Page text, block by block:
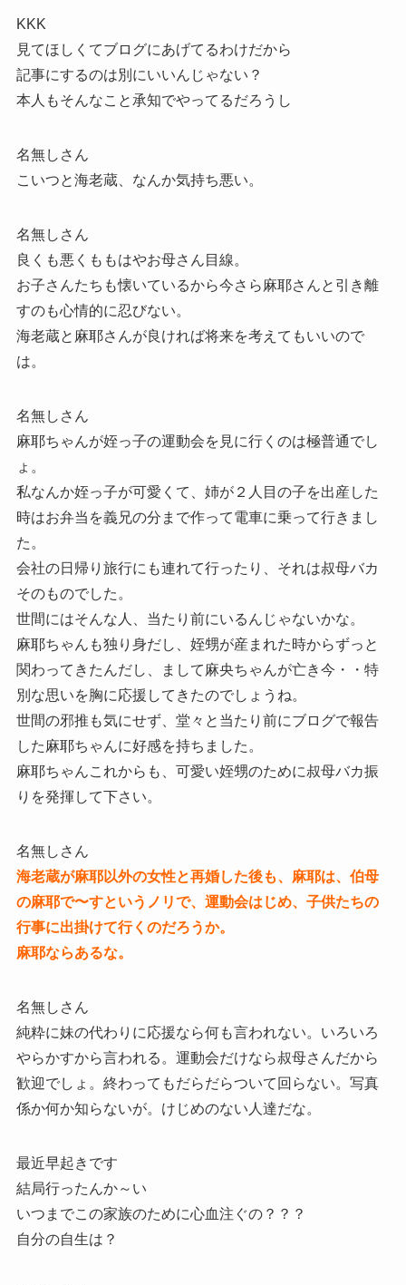
KKK
見てほしくてブログにあげてるわけだから
記事にするのは別にいいんじゃない？
本人もそんなこと承知でやってるだろうし
名無しさん
こいつと海老蔵、なんか気持ち悪い。
名無しさん
良くも悪くももはやお母さん目線。
お子さんたちも懐いているから今さら麻耶さんと引き離
すのも心情的に忍びない。
海老蔵と麻耶さんが良ければ将来を考えてもいいので
は。
名無しさん
麻耶ちゃんが姪っ子の運動会を見に行くのは極普通でし
ょ。
私なんか姪っ子が可愛くて、姉が２人目の子を出産した
時はお弁当を義兄の分まで作って電車に乗って行きまし
た。
会社の日帰り旅行にも連れて行ったり、それは叔母バカ
そのものでした。
世間にはそんな人、当たり前にいるんじゃないかな。
麻耶ちゃんも独り身だし、姪甥が産まれた時からずっと
関わってきたんだし、まして麻央ちゃんが亡き今・・特
別な思いを胸に応援してきたのでしょうね。
世間の邪推も気にせず、堂々と当たり前にブログで報告
した麻耶ちゃんに好感を持ちました。
麻耶ちゃんこれからも、可愛い姪甥のために叔母バカ振
りを発揮して下さい。
名無しさん
海老蔵が麻耶以外の女性と再婚した後も、麻耶は、伯母
の麻耶で〜すというノリで、運動会はじめ、子供たちの
行事に出掛けて行くのだろうか。
麻耶ならあるな。
名無しさん
純粋に妹の代わりに応援なら何も言われない。いろいろ
やらかすから言われる。運動会だけなら叔母さんだから
歓迎でしょ。終わってもだらだらついて回らない。写真
係か何か知らないが。けじめのない人達だな。
最近早起きです
結局行ったんか～い
いつまでこの家族のために心血注ぐの？？？
自分の自生は？